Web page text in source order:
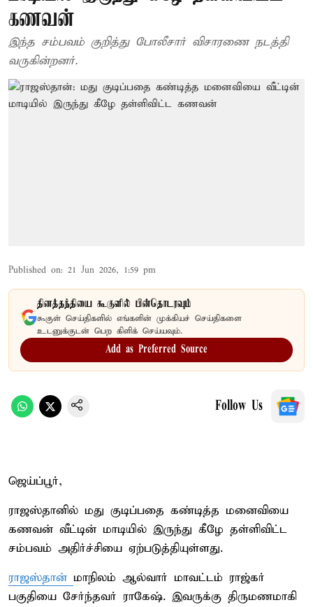
கணவன்
இந்த சம்பவம் குறித்து போலீசார் விசாரணை நடத்தி
வருகின்றனர்.
Published on: 21 Jun 2026, 1:59 pm
தினத்தந்தியை கூகுளில் பின்தொடரவும்
கூகுள் செய்திகளில் எங்களின் முக்கியச் செய்திகளை
உடனுக்குடன் பெற கிளிக் செய்யவும்.
Add as Preferred Source
Follow Us
ஜெய்ப்பூர்,
ராஜஸ்தானில் மது குடிப்பதை கண்டித்த மனைவியை
கணவன் வீட்டின் மாடியில் இருந்து கீழே தள்ளிவிட்ட
சம்பவம் அதிர்ச்சியை ஏற்படுத்தியுள்ளது.
ராஜஸ்தான் மாநிலம் ஆல்வார் மாவட்டம் ராஜ்கர்
பகுதியை சேர்ந்தவர் ராகேஷ். இவருக்கு திருமணமாகி